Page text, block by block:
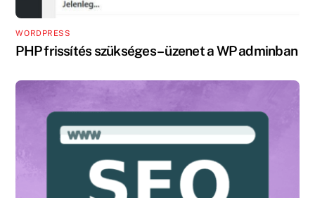
WORDPRESS
PHP frissítés szükséges – üzenet a WP adminban